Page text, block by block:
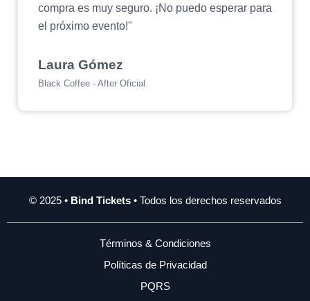
compra es muy seguro. ¡No puedo esperar para
el próximo evento!"
Laura Gómez
Black Coffee - After Oficial
© 2025 • Bind Tickets• Todos los derechos reservados
Términos & Condiciones
Políticas de Privacidad
PQRS